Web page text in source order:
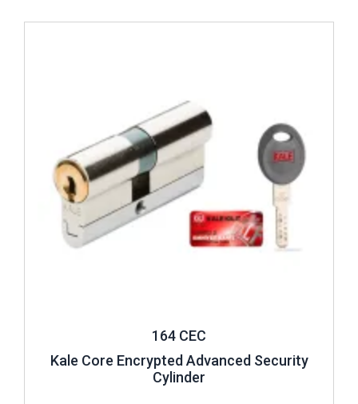
164 CEC
Kale Core Encrypted Advanced Security
Cylinder